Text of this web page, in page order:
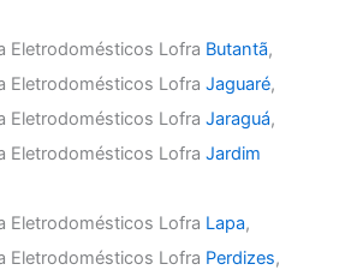
Eletrodomésticos Lofra Butantã,
Eletrodomésticos LofraJaguaré,
Eletrodomésticos LofraJaraguá,
Eletrodomésticos LofraJardim
Eletrodomésticos Lofra Lapa,
Eletrodomésticos Lofra Perdizes,